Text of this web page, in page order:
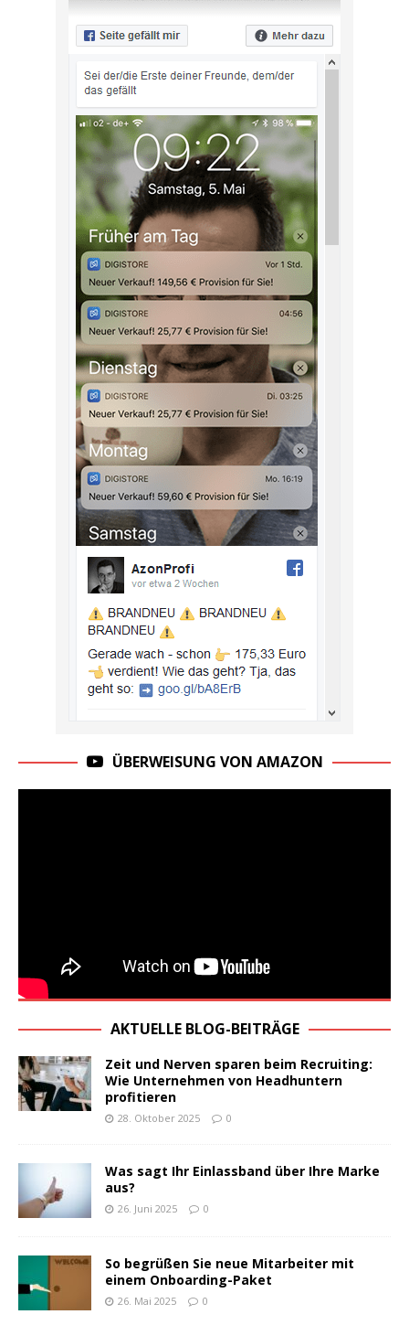
ÜBERWEISUNG VON AMAZON
AKTUELLE BLOG-BEITRÄGE
Zeit und Nerven sparen beim Recruiting:
Wie Unternehmen von Headhuntern
profitieren
28. Oktober 2025 0
Was sagt Ihr Einlassband über Ihre Marke
aus?
26. Juni 2025 0
So begrüßen Sie neue Mitarbeiter mit
einem Onboarding-Paket
26. Mai 2025 0